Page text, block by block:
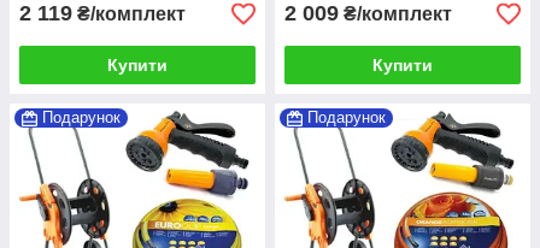
2 119 ₴/комплект
Купити
2 009 ₴/комплект
Купити
Подарунок Подарунок